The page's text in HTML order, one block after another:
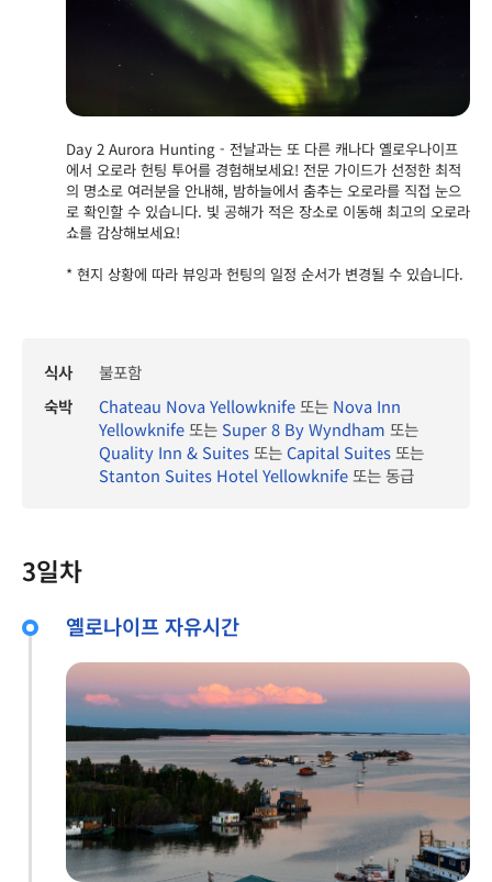
Day 2 Aurora Hunting - 전날과는 또 다른 캐나다 옐로우나이프
에서 오로라 헌팅 투어를 경험해보세요! 전문 가이드가 선정한 최적
의 명소로 여러분을 안내해, 밤하늘에서 춤추는 오로라를 직접 눈으
로 확인할 수 있습니다. 빛 공해가 적은 장소로 이동해 최고의 오로라
쇼를 감상해보세요!
* 현지 상황에 따라 뷰잉과 헌팅의 일정 순서가 변경될 수 있습니다.
식사
불포함
숙박
Chateau Nova Yellowknife또는 Nova Inn
Yellowknife또는 Super 8 By Wyndham 또는
Quality Inn & Suites또는Capital Suites또는
Stanton Suites Hotel Yellowknife또는 동급
3일차
옐로나이프 자유시간